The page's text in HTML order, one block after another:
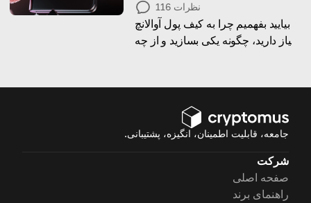
116 نظرات
بیایید بفهمیم چرا به کیف پول آوالانچ
نیاز دارید، چگونه یکی بسازید و از چه
جامعه، قابلیت اطمینان، انگیزه، پشتیبانی.
شرکت
صفحه اصلی
راهنمای برند